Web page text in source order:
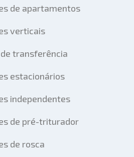
de apartamentos
verticais
transferência
estacionários
independentes
de pré-triturador
de rosca